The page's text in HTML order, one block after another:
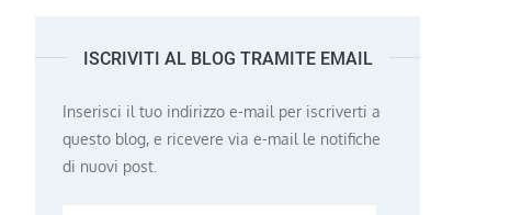
ISCRIVITI AL BLOG TRAMITE EMAIL
Inserisci il tuo indirizzo e-mail per iscriverti a
questo blog, e ricevere via e-mail le notifiche
di nuovi post.